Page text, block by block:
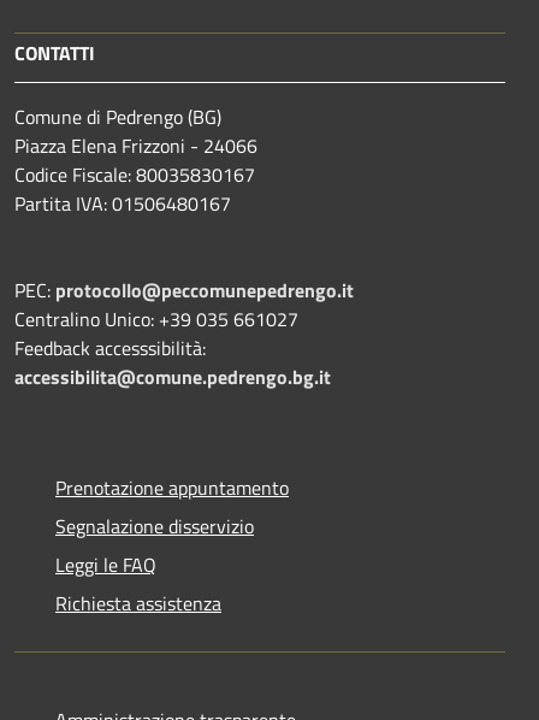
CONTATTI
Comune di Pedrengo (BG)
Piazza Elena Frizzoni - 24066
Codice Fiscale: 80035830167
Partita IVA: 01506480167
PEC: protocollo@peccomunepedrengo.it
Centralino Unico: +39 035 661027
Feedback accesssibilità:
accessibilita@comune.pedrengo.bg.it
Prenotazione appuntamento
Segnalazione disservizio
Leggi le FAQ
Richiesta assistenza